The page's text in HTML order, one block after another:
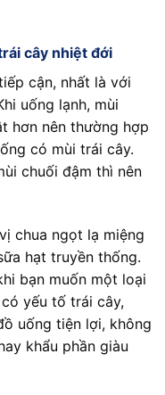
cây nhiệt đới
cận, nhất là với
uống lạnh, mùi
hơn nên thường hợp
có mùi trái cây.
chuối đậm thì nên
chua ngọt lạ miệng
hạt truyền thống.
bạn muốn một loại
yếu tố trái cây,
uống tiện lợi, không
khẩu phần giàu